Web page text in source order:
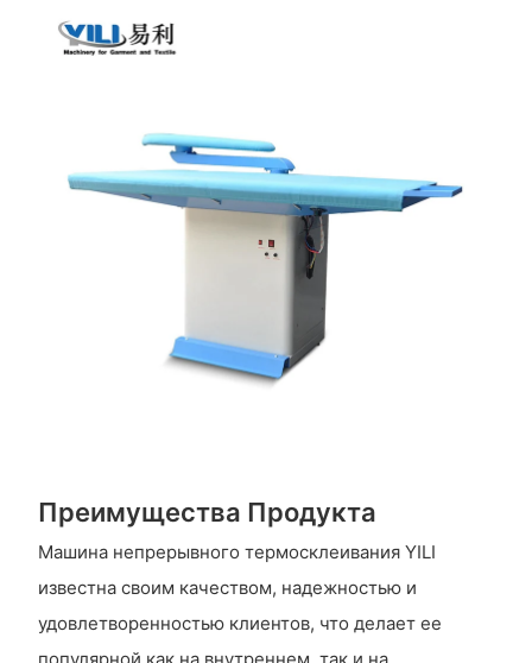
Преимущества Продукта
Машина непрерывного термосклеивания YILI
известна своим качеством, надежностью и
удовлетворенностью клиентов, что делает ее